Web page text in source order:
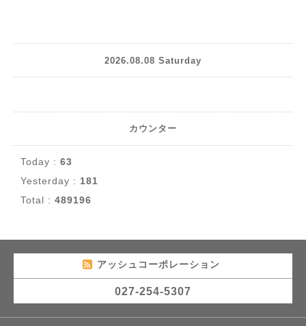
2026.08.08 Saturday
カウンター
Today : 63
Yesterday : 181
Total : 489196
アッシュコーポレーション
027-254-5307